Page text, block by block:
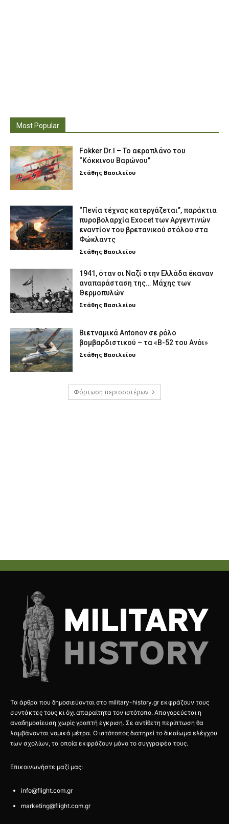
Most Popular
Fokker Dr.I – To αεροπλάνο του
“Κόκκινου Βαρώνου”
Στάθης Βασιλείου
“Πενία τέχνας κατεργάζεται”, παράκτια
πυροβολαρχία Exocet των Αργεντινών
εναντίον του βρετανικού στόλου στα
Φώκλαντς
Στάθης Βασιλείου
1941, όταν οι Ναζί στην Ελλάδα έκαναν
αναπαράσταση της… Μάχης των
Θερμοπυλών
Στάθης Βασιλείου
Βιετναμικά Antonov σε ρόλο
βομβαρδιστικού – τα «Β-52 του Ανόι»
Στάθης Βασιλείου
Φόρτωση περισσοτέρων
Τα άρθρα που δημοσιεύονται στο military-history.gr εκφράζουν τους
συντάκτες τους κι όχι απαραίτητα τον ιστότοπο. Απαγορεύεται η
αναδημοσίευση χωρίς γραπτή έγκριση. Σε αντίθετη περίπτωση θα
λαμβάνονται νομικά μέτρα. Ο ιστότοπος διατηρεί το δικαίωμα ελέγχου
των σχολίων, τα οποία εκφράζουν μόνο το συγγραφέα τους.
Επικοινωνήστε μαζί μας:
info@flight.com.gr
marketing@flight.com.gr